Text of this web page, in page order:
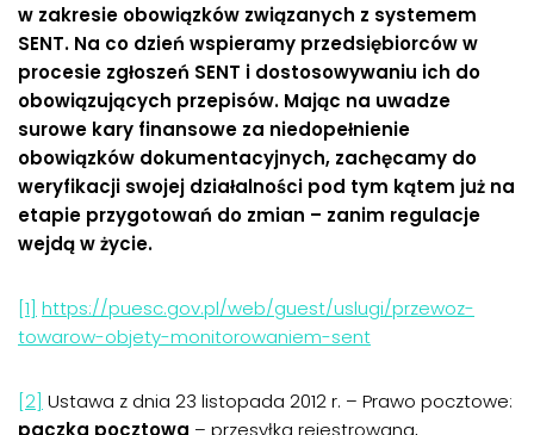
w zakresie obowiązków związanych z systemem
SENT. Na co dzień wspieramy przedsiębiorców w
procesie zgłoszeń SENT i dostosowywaniu ich do
obowiązujących przepisów. Mając na uwadze
surowe kary finansowe za niedopełnienie
obowiązków dokumentacyjnych, zachęcamy do
weryfikacji swojej działalności pod tym kątem już na
etapie przygotowań do zmian – zanim regulacje
wejdą w życie.
[1] https://puesc.gov.pl/web/guest/uslugi/przewoz-
towarow-objety-monitorowaniem-sent
[2] Ustawa z dnia 23 listopada 2012 r. – Prawo pocztowe:
paczka pocztowa – przesyłka rejestrowana,